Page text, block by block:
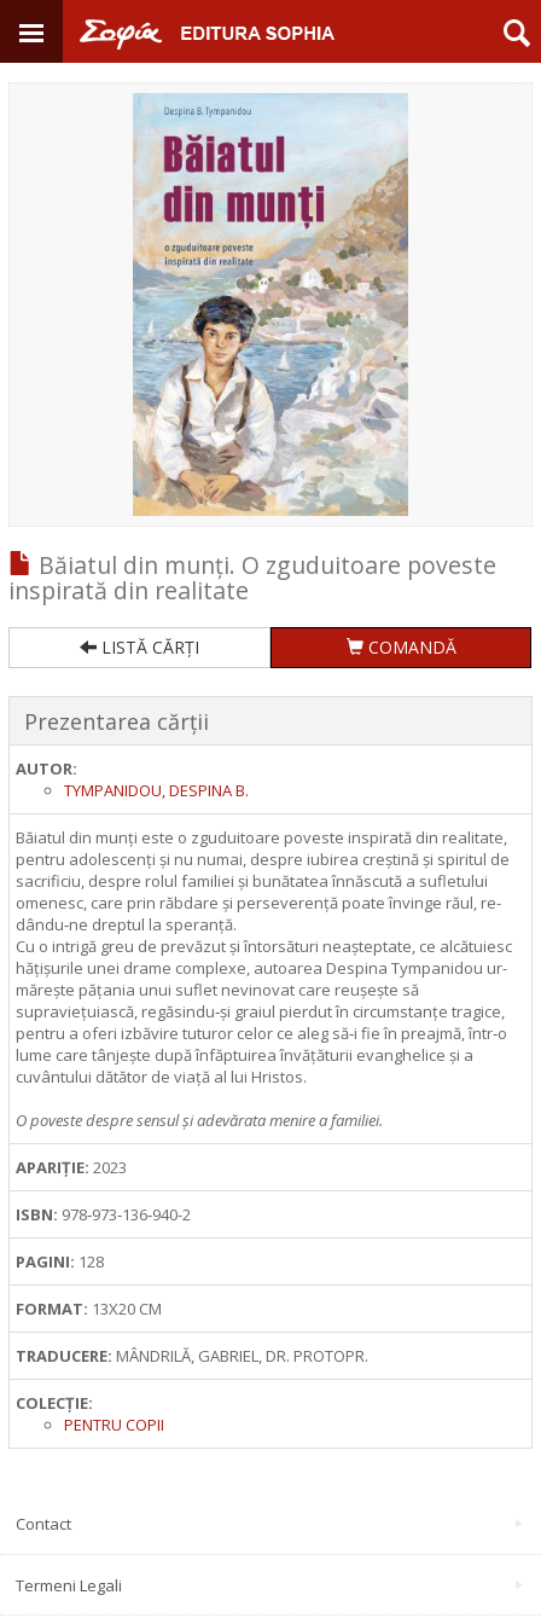
Băiatul din munți. O zguduitoare poveste
inspirată din realitate
LISTĂ CĂRȚI COMANDĂ
Prezentarea cărții
AUTOR:
TYMPANIDOU, DESPINA B.
Băiatul din munți este o zguduitoare poveste inspirată din realitate,
pentru adolescenți și nu numai, despre iubirea creștină și spiritul de
sacrificiu, despre rolul familiei și bunătatea înnăs­cută a sufletului
omenesc, care prin răb­da­re și perse­verență poate învinge răul, re­
dân­du‑ne dreptul la speranță.
Cu o intrigă greu de prevăzut și întorsături neașteptate, ce alcătuiesc
hățișurile unei drame complexe, autoarea Despina Tympanidou ur­
mă­­rește pățania unui suflet nevinovat care reu­șește să
supraviețuiască, regăsindu‑și graiul pier­dut în circumstanțe tragice,
pentru a oferi izbăvire tuturor celor ce aleg să‑i fie în preajmă, într‑o
lume care tânjește după înfăptuirea învă­țăturii evanghelice și a
cuvântului dătător de viață al lui Hristos.
O poveste despre sensul și adevărata menire a familiei.
APARIȚIE:2023
ISBN: 978‑973‑136‑940-2
PAGINI: 128
FORMAT: 13X20 CM
TRADUCERE: MÂNDRILĂ, GABRIEL, DR. PROTOPR.
COLECȚIE:
PENTRU COPII
Contact
Termeni Legali